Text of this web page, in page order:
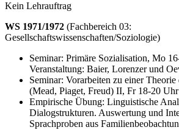
Kein Lehrauftrag
WS 1971/1972 (Fachbereich 03:
Gesellschaftswissenschaften/Soziologie)
Seminar: Primäre Sozialisation, Mo
Veranstaltung: Baier, Lorenzer und
Seminar: Vorarbeiten zu einer
(Mead, Piaget, Freud) II, Fr 18-20 Uhr
Empirische Übung: Linguistische
Dialogstrukturen. Auswertung und
Sprachproben aus